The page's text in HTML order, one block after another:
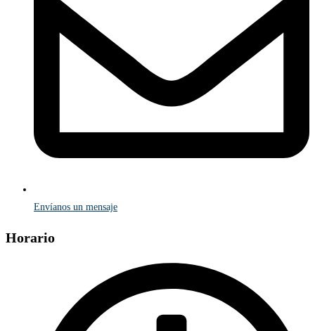
Envíanos un mensaje
Horario